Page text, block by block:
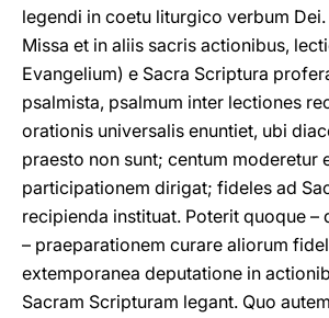
legendi in coetu liturgico verbum
Missa et in aliis sacris actionibus,
Evangelium) e Sacra Scriptura
psalmista, psalmum inter lectiones
orationis universalis enuntiet, ubi
praesto non sunt; centum moderetur
participationem dirigat; fideles ad
recipienda instituat. Poterit quoque –
– praeparationem curare aliorum
extemporanea deputatione in
Sacram Scripturam legant. Quo